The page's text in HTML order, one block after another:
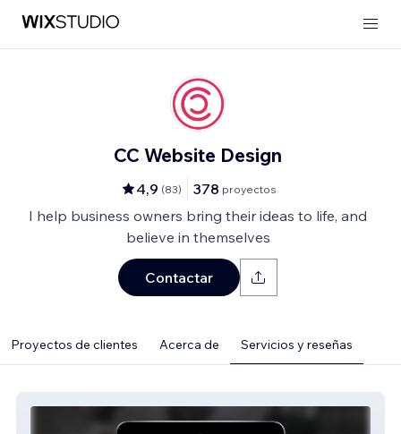
CC Website Design
4,9 (83) 378 proyectos
I help business owners bring their ideas to life, and
believe in themselves
Contactar
Proyectos de clientes Acerca de Servicios y reseñas